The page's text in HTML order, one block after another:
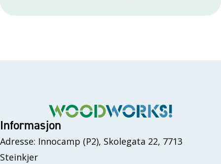
Informasjon
Adresse: Innocamp (P2), Skolegata 22, 7713
Steinkjer